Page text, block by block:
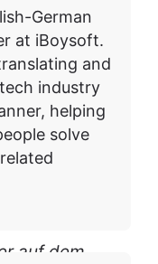
im App
die
Sequoia
auf dem
German
at iBoysoft.
and
industry
helping
solve